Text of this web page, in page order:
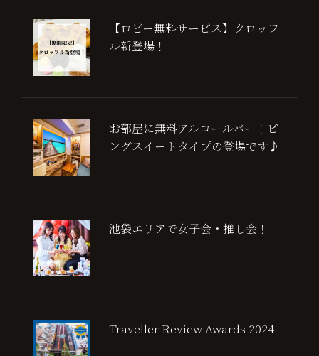
【ロビー無料サービス】クロッフ
ル新登場！
お部屋に無料アルコールバー！ピ
ングスイートタイプの登場です♪
池袋エリアで女子会・推し会！
Traveller Review Awards 2024